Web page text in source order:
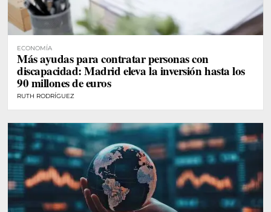
ECONOMÍA
Más ayudas para contratar personas con
discapacidad: Madrid eleva la inversión hasta los
90 millones de euros
RUTH RODRÍGUEZ